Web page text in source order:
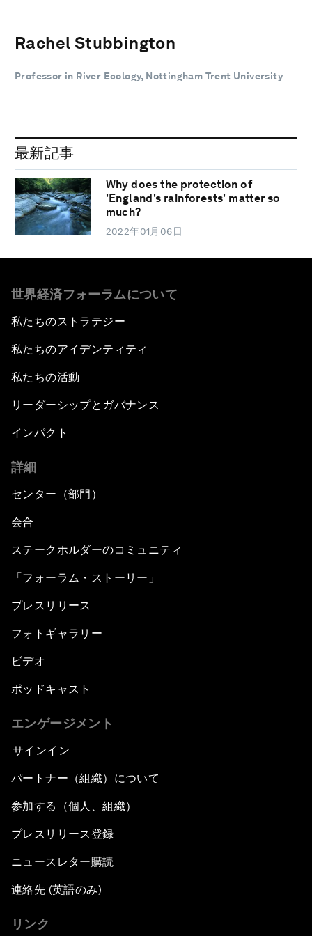
Rachel Stubbington
Professor in River Ecology, Nottingham Trent University
最新記事
Why does the protection of
'England's rainforests' matter so
much?
2022年01月06日
世界経済フォーラムについて
私たちのストラテジー
私たちのアイデンティティ
私たちの活動
リーダーシップとガバナンス
インパクト
詳細
センター（部門）
会合
ステークホルダーのコミュニティ
「フォーラム・ストーリー」
プレスリリース
フォトギャラリー
ビデオ
ポッドキャスト
エンゲージメント
サインイン
パートナー（組織）について
参加する（個人、組織）
プレスリリース登録
ニュースレター購読
連絡先 (英語のみ)
リンク